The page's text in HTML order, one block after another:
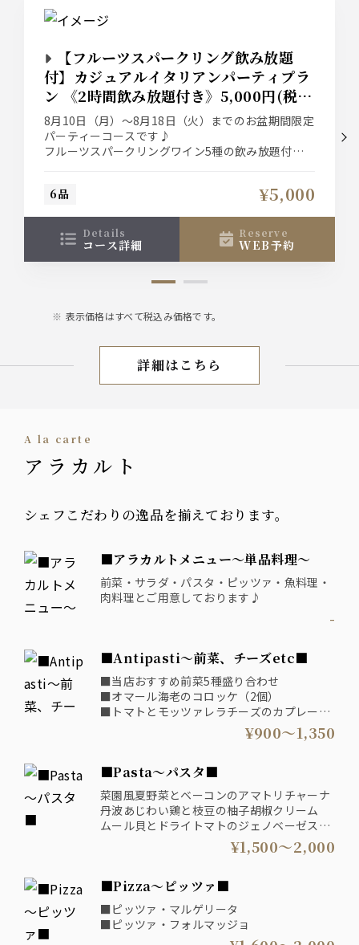
【フルーツスパークリング飲み放題
付】カジュアルイタリアンパーティプラ
ン 《2時間飲み放題付き》5,000円(税
込)
8月10日（月）〜8月18日（火）までのお盆期間限定
パーティーコースです♪
フルーツスパークリングワイン5種の飲み放題付き
インには長寿豚のグリル！〆イタリアンを楽しんで
しプランです♪
※お料理に関しましては盛り合わせで提供させてい
※コースの制限時間は120分となっております
ます
6品 ¥5,000
details
コース詳細
reserve
WEB予約
表示価格はすべて税込み価格です。
昼宴会
詳細はこちら
A la carte
アラカルト
シェフこだわりの逸品を揃えております。
■アラカルトメニュー～単品料理～
前菜・サラダ・パスタ・ピッツァ・魚料理・
肉料理とご用意しております♪
-
■Antipasti～前菜、チーズetc■
■当店おすすめ前菜5種盛り合わせ
■オマール海老のコロッケ（2個）
■トマトとモッツァレラチーズのカプレーゼ
■サーモンとディルのタルタル メルバトー
■チーズの盛り合わせ
■生ハムの盛り合わせ
¥900〜1,350
■Pasta～パスタ■
菜園風夏野菜とベーコンのアマトリチャーナ
丹波あじわい鶏と枝豆の柚子胡椒クリーム
ムール貝とドライトマトのジェノベーゼスパ
牛すじ肉のボロネーゼと焼き野菜のペペロナ
海の幸たっぷりペスカトーレ（生パスタリン
グイネ）
¥1,500〜2,000
■Pizza～ピッツァ■
■ピッツァ・マルゲリータ
■ピッツァ・フォルマッジョ